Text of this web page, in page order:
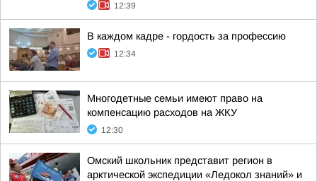
12:39
В каждом кадре - гордость за профессию
12:34
Многодетные семьи имеют право на
компенсацию расходов на ЖКУ
12:30
Омский школьник представит регион в
арктической экспедиции «Ледокол знаний» и